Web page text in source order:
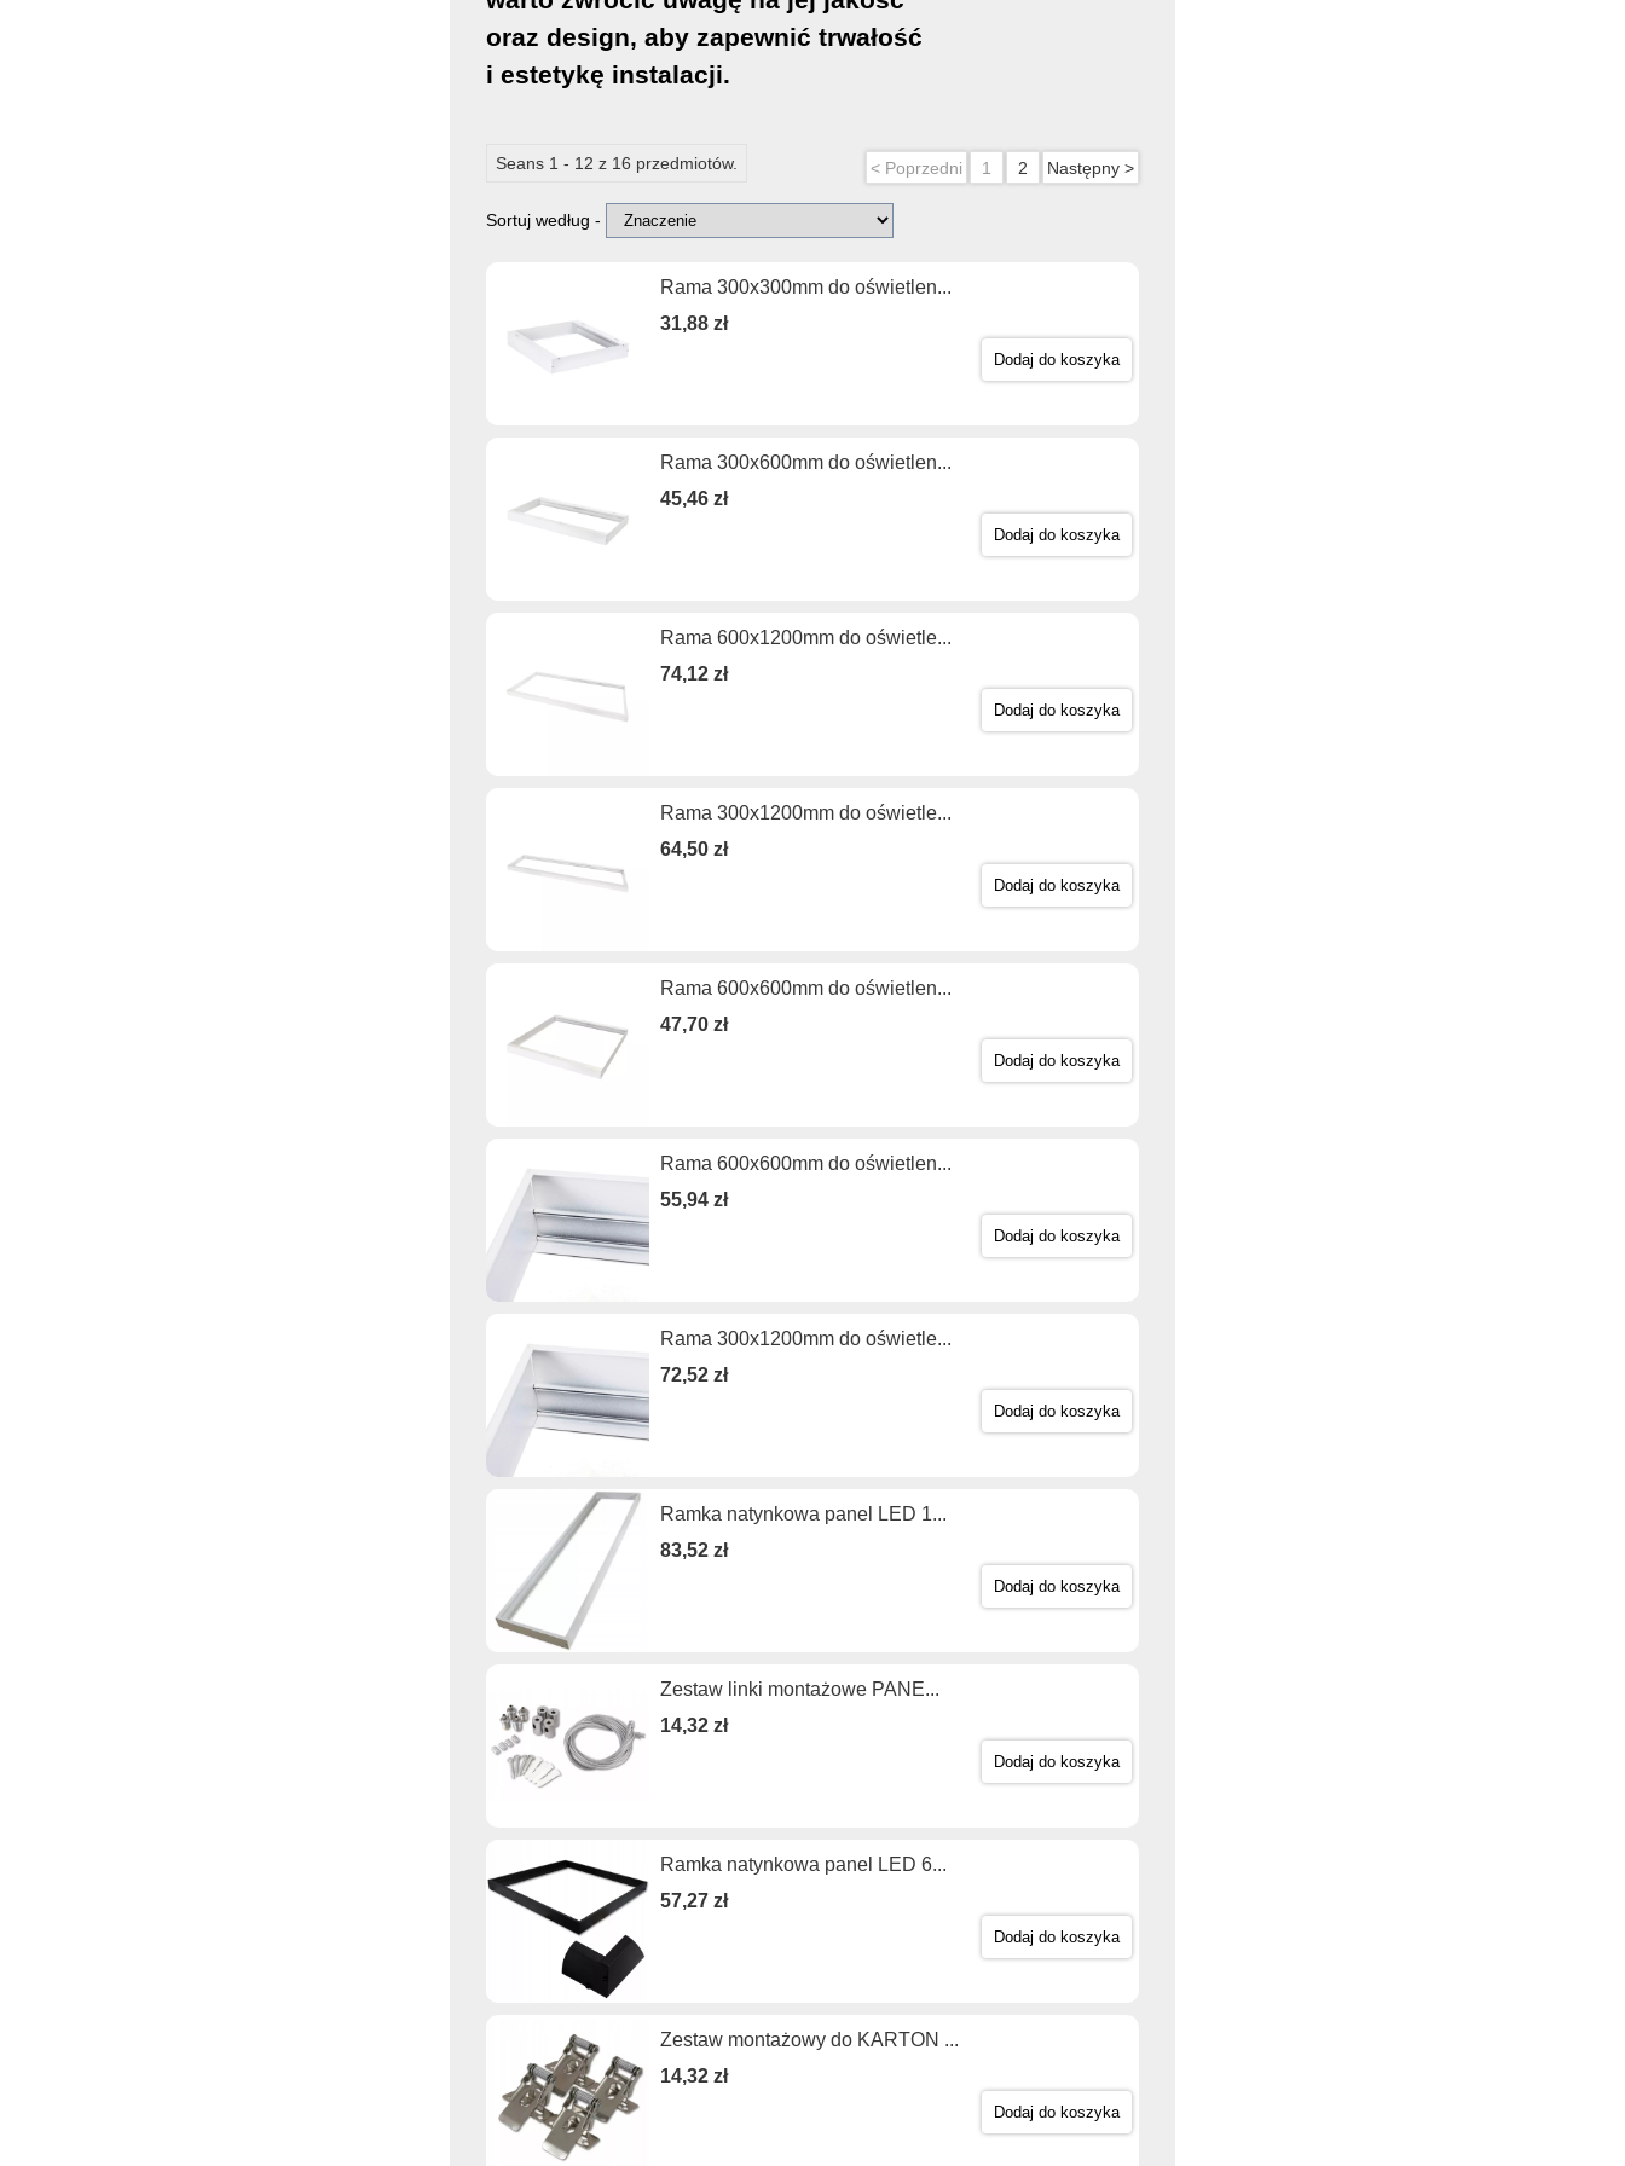
oraz design, aby zapewnić trwałość
i estetykę instalacji.
Seans 1 - 12 z 16 przedmiotów. < Poprzedni 1 2 Następny >
Sortuj według -
Rama 300x300mm do oświetlen...
31,88 zł
Dodaj do koszyka
Rama 300x600mm do oświetlen...
45,46 zł
Dodaj do koszyka
Rama 600x1200mm do oświetle...
74,12 zł
Dodaj do koszyka
Rama 300x1200mm do oświetle...
64,50 zł
Dodaj do koszyka
Rama 600x600mm do oświetlen...
47,70 zł
Dodaj do koszyka
Rama 600x600mm do oświetlen...
55,94 zł
Dodaj do koszyka
Rama 300x1200mm do oświetle...
72,52 zł
Dodaj do koszyka
Ramka natynkowa panel LED 1...
83,52 zł
Dodaj do koszyka
Zestaw linki montażowe PANE...
14,32 zł
Dodaj do koszyka
Ramka natynkowa panel LED 6...
57,27 zł
Dodaj do koszyka
Zestaw montażowy do KARTON ...
14,32 zł
Dodaj do koszyka